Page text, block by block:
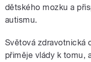
dětského mozku a
autismu.
Světová zdravotnická
přiměje vlády k tomu,